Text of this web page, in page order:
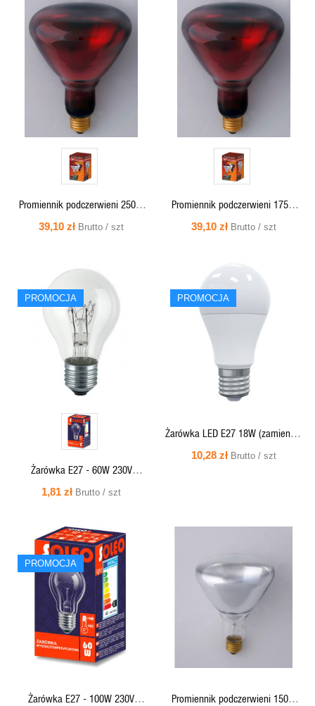
SZYBKI
PODGLĄD
Promiennik podczerwieni 250W
E27 rubinowy
39,10 zł Brutto / szt
SZYBKI
PODGLĄD
Promiennik podczerwieni 175W
E27 rubinowy
39,10 zł Brutto / szt
PROMOCJASZYBKI
PODGLĄD
Żarówka E27 - 60W 230V
WYSOKOTEMPERATUROWA SOLEO
1,81 zł Brutto / szt
PROMOCJASZYBKI
PODGLĄD
Żarówka LED E27 18W (zamiennik
120W) 2000lm - 230V 3000K
10,28 zł Brutto / szt
PROMOCJASZYBKI
PODGLĄD
Żarówka E27 - 100W 230V
SZYBKI
PODGLĄD
Promiennik podczerwieni 150W